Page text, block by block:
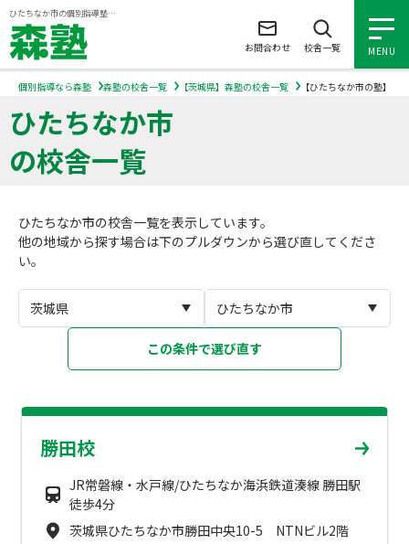
ひたちなか市の個別指導塾【森塾】｜小学生・中学生・高校生の学習塾
MENU
小学生の個別指導
中学生の個別指導
高校生の個別指導
森塾を知る
森塾を知る トップ
成績アップをかなえる！森塾メソッド
森塾の授業料について
子と親のお悩み別！なぜ？どうして？森塾！
塾の選び方
入塾までの流れ
無料体験授業について
お電話はこちら
お問合わせ 校舎一覧
個別指導なら森塾 森塾の校舎一覧 【茨城県】森塾の校舎一覧 【ひたちなか市の塾】森
ひたちなか市
の校舎一覧
ひたちなか市の校舎一覧を表示しています。
他の地域から探す場合は下のプルダウンから選び直してくださ
い。
この条件で選び直す
勝田校
JR常磐線・水戸線/ひたちなか海浜鉄道湊線 勝田駅
徒歩4分
茨城県ひたちなか市勝田中央10-5 NTNビル2階